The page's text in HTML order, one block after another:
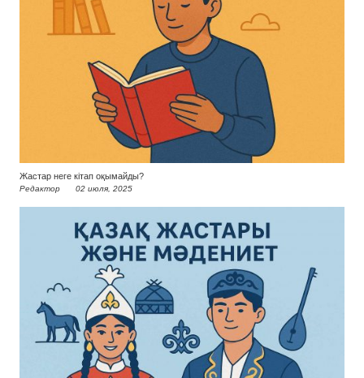
Жастар неге кітап оқымайды?
Редактор 02 июля, 2025